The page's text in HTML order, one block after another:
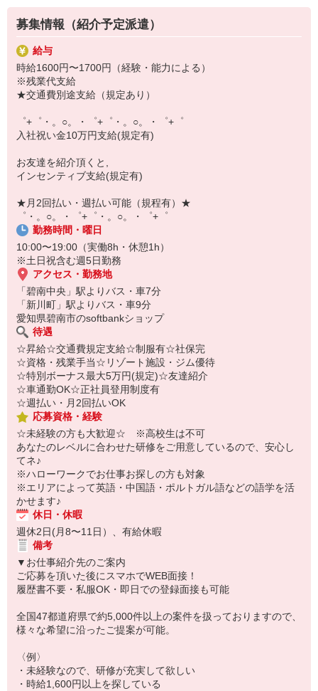
事務、経理、データ入力、コールセンター、受付
▼工場・製造・軽作業系
機械/食品製造・梱包・仕分け・加工・組立・検査
▼美容系
眉毛サロンのアイブロウ・ネイリスト・エステ
▼営業・販売
法人営業・アパレル販売・個別指導塾・人材紹介
▼人気案件も多数♪
短期・期間限定・オープニング・官公庁案件
上場/優良/大手企業など
【スマホ面接実施中】
￣￣￣￣￣￣￣￣￣
自宅に居ながらスマホでカンタン面接OK！
オンライン面談なのでスピード対応。
即日登録もOK♪
気になった方はお気軽にご相談ください！
満足度◎
■携帯やインターネット販売業務
docomo(ドコモ)/au(エーユー)・KDDI/softbank(ソフトバンク)など
の大手キャリアから
ワイモバイル(Y!mobille)、楽天モバイル、UQなど格安スマホまで幅
広く紹介可能♪
募集情報（紹介予定派遣）
給与
時給1600円〜1700円（経験・能力による）
※残業代支給
★交通費別途支給（規定あり）
゜+゜・。○。・゜+゜・。○。・゜+゜
入社祝い金10万円支給(規定有)
お友達を紹介頂くと,
インセンティブ支給(規定有)
★月2回払い・週払い可能（規程有）★
゜・。○。・゜+゜・。○。・゜+゜
勤務時間・曜日
10:00〜19:00（実働8h・休憩1h）
※土日祝含む週5日勤務
アクセス・勤務地
「碧南中央」駅よりバス・車7分
「新川町」駅よりバス・車9分
愛知県碧南市のsoftbankショップ
待遇
☆昇給☆交通費規定支給☆制服有☆社保完
☆資格・残業手当☆リゾート施設・ジム優待
☆特別ボーナス最大5万円(規定)☆友達紹介
☆車通勤OK☆正社員登用制度有
☆週払い・月2回払いOK
応募資格・経験
☆未経験の方も大歓迎☆ ※高校生は不可
あなたのレベルに合わせた研修をご用意しているので、安心し
てネ♪
※ハローワークでお仕事お探しの方も対象
※エリアによって英語・中国語・ポルトガル語などの語学を活
かせます♪
休日・休暇
週休2日(月8〜11日）、有給休暇
備考
▼お仕事紹介先のご案内
ご応募を頂いた後にスマホでWEB面接！
履歴書不要・私服OK・即日での登録面接も可能
全国47都道府県で約5,000件以上の案件を扱っておりますので、
様々な希望に沿ったご提案が可能。
〈例〉
・未経験なので、研修が充実して欲しい
・時給1,600円以上を探している